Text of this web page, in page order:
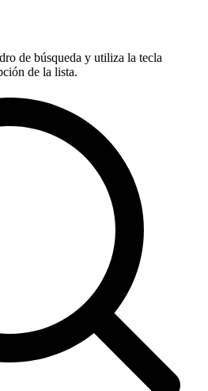
de búsqueda y utiliza la tecla
de la lista.